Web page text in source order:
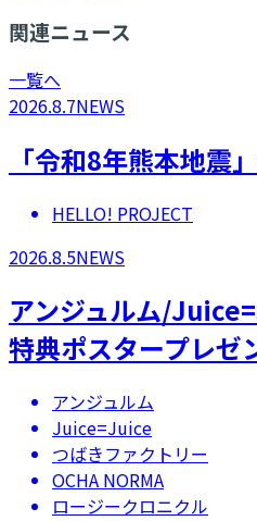
関連ニュース
一覧へ
2026.8.7NEWS
「令和8年熊本地震
HELLO! PROJECT
2026.8.5NEWS
アンジュルム/
特典ポスタープレゼ
アンジュルム
Juice=Juice
つばきファクトリー
OCHA NORMA
ロージークロニクル